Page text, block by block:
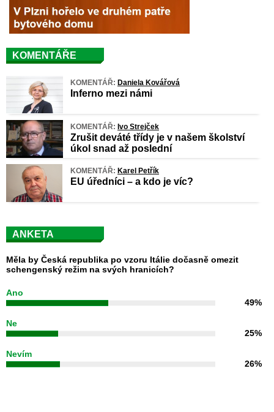
KOMENTÁŘE
KOMENTÁŘ: Daniela Kovářová
Inferno mezi námi
KOMENTÁŘ: Ivo Strejček
Zrušit deváté třídy je v našem školství
úkol snad až poslední
KOMENTÁŘ: Karel Petřík
EU úředníci – a kdo je víc?
ANKETA
Měla by Česká republika po vzoru Itálie dočasně omezit
schengenský režim na svých hranicích?
Ano
49%
Ne
25%
Nevím
26%